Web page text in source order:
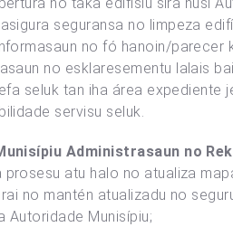
seguransa no limpeza
no fó hanoin/parecer
no esklaresementu lalais
seluk tan iha área
servisu seluk.
Administrasaun no
prosesu atu halo no atualiza
no mantén atualizadu no
Autoridade Munisípiu;